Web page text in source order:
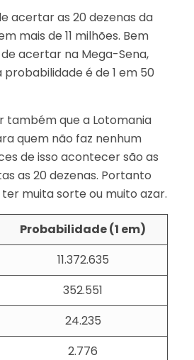
acertar as 20 dezenas da
mais de 11 milhões. Bem
acertar na Mega-Sena,
é de 1 em 50
também que a Lotomania
quem não faz nenhum
de isso acontecer são as
as 20 dezenas. Portanto
muita sorte ou muito azar.
Probabilidade (1 em)
11.372.635
352.551
24.235
2.776